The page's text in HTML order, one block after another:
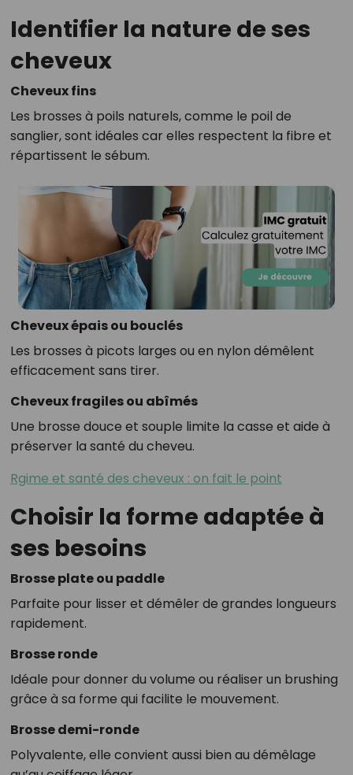
Identifier la nature de ses
cheveux
Cheveux fins
Les brosses à poils naturels, comme le poil de
sanglier, sont idéales car elles respectent la fibre et
répartissent le sébum.
Cheveux épais ou bouclés
Les brosses à picots larges ou en nylon démêlent
efficacement sans tirer.
Cheveux fragiles ou abîmés
Une brosse douce et souple limite la casse et aide à
préserver la santé du cheveu.
Rgime et santé des cheveux : on fait le point
Choisir la forme adaptée à
ses besoins
Brosse plate ou paddle
Parfaite pour lisser et démêler de grandes longueurs
rapidement.
Brosse ronde
Idéale pour donner du volume ou réaliser un brushing
grâce à sa forme qui facilite le mouvement.
Brosse demi-ronde
Polyvalente, elle convient aussi bien au démêlage